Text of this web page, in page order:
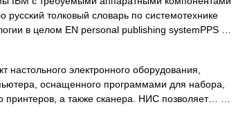
толковый словарь по системотехнике
в целом EN personal publishing systemPPS …
настольного электронного оборудования,
оснащенного программами для набора,
принтеров, а также сканера. НИС позволяет… …